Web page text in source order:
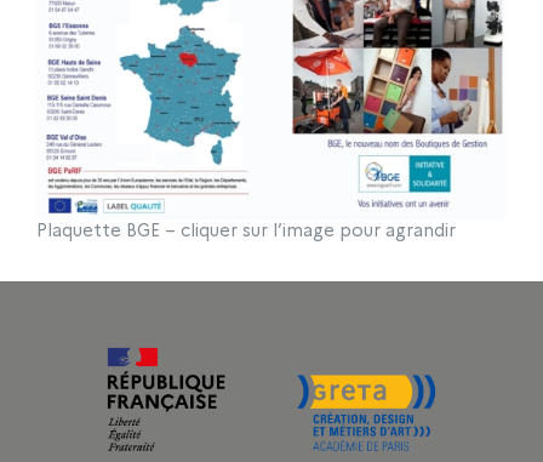
Plaquette BGE – cliquer sur l’image pour agrandir